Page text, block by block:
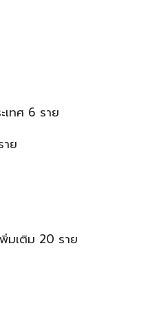
เทศ 6 ราย
าย
มเติม 20 ราย